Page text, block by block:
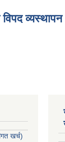
विपद
खर्च)